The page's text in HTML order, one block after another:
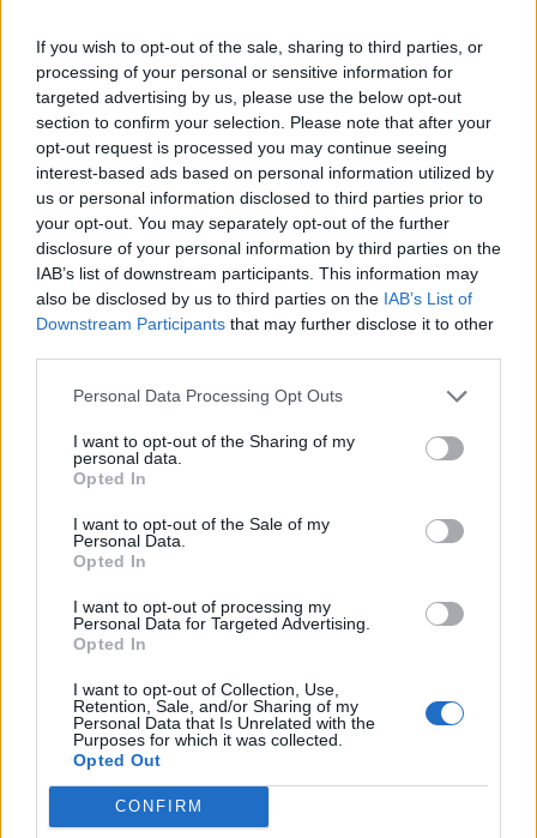
If you wish to opt-out of the sale, sharing to third parties, or
processing of your personal or sensitive information for
targeted advertising by us, please use the below opt-out
section to confirm your selection. Please note that after your
opt-out request is processed you may continue seeing
interest-based ads based on personal information utilized by
us or personal information disclosed to third parties prior to
your opt-out. You may separately opt-out of the further
disclosure of your personal information by third parties on the
IAB’s list of downstream participants. This information may
also be disclosed by us to third parties on the IAB’s List of
Downstream Participants that may further disclose it to other
Personal Data Processing Opt Outs
I want to opt-out of the Sharing of my
personal data.
Opted In
I want to opt-out of the Sale of my
Personal Data.
Opted In
I want to opt-out of processing my
Personal Data for Targeted Advertising.
Opted In
I want to opt-out of Collection, Use,
Retention, Sale, and/or Sharing of my
Personal Data that Is Unrelated with the
Purposes for which it was collected.
Opted Out
CONFIRM
De terugkeer van Daley Blind past in een groter
plan van Ajax
Kritiek op Engels van Míchel genuanceerd: ‘Ajax-
spelers snappen dat echt wel’
De eerste Míchel-dagen bij Ajax: Blind coacht,
Gloukh krijgt standje en Ceballos wordt gebeld
Steur kiest voor Newcastle na gemiste
duidelijkheid bij Ajax
Blind kan bij Ajax de speler naast Míchel worden
“Twente was toen niet haalbaar”: Weghorst blikt
terug op Ajax-keuze
De transferprioriteiten van Ajax worden steeds
duidelijker
Ajax begint voorbereiding met nederlaag: zo ziet
de route naar PEC eruit
Zo overtuigde PSV Sven Mijnans en bleef Ajax
met lege handen achter
Waarom steeds meer sleutelfiguren Ajax
verlaten